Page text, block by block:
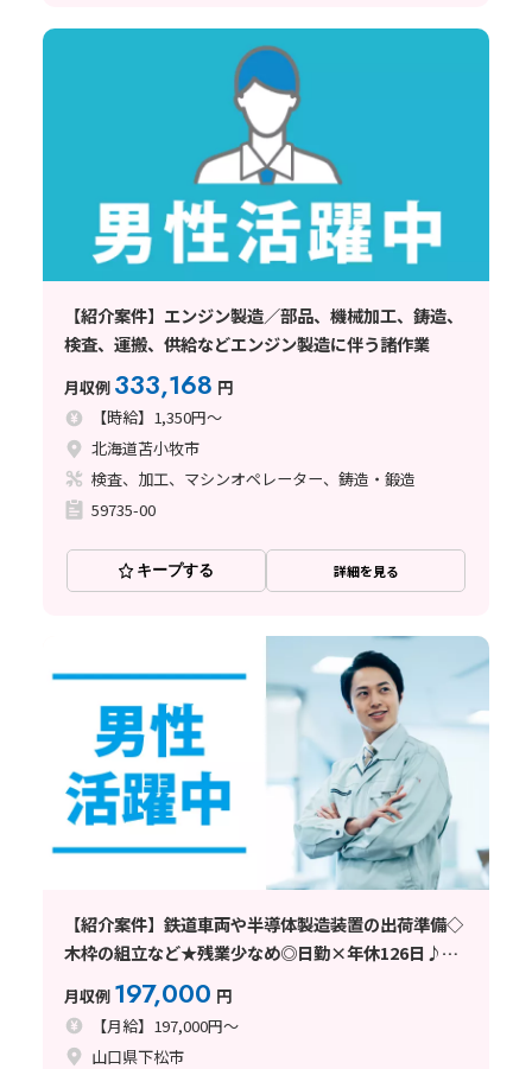
【紹介案件】エンジン製造／部品、機械加工、鋳造、
検査、運搬、供給などエンジン製造に伴う諸作業
月収例 333,168 円
【時給】1,350円～
北海道苫小牧市
検査、加工、マシンオペレーター、鋳造・鍛造
59735-00
キープする 詳細を見る
【紹介案件】鉄道車両や半導体製造装置の出荷準備◇
木枠の組立など★残業少なめ◎日勤×年休126日♪未
経験OK！
月収例 197,000 円
【月給】197,000円～
山口県下松市